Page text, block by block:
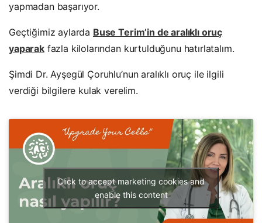
yapmadan başarıyor.
Geçtiğimiz aylarda Buse Terim’in de aralıklı oruç
yaparakfazla kilolarından kurtulduğunu hatırlatalım.
Şimdi Dr. Ayşegül Çoruhlu’nun aralıklı oruç ile ilgili
verdiği bilgilere kulak verelim.
Click to accept marketing cookies and
enable this content